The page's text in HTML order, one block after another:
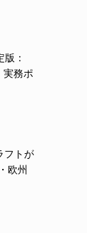
：
実務ポ
フトが
欧州